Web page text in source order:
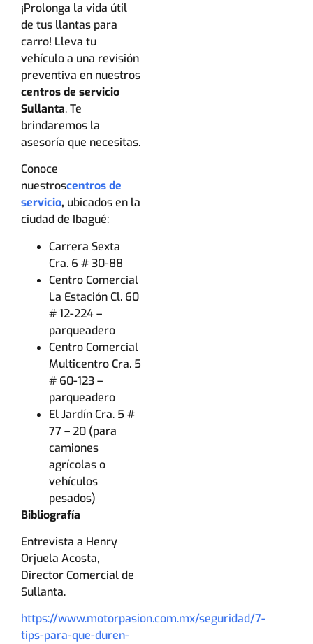
¡Prolonga la vida útil
de tus llantas para
carro! Lleva tu
vehículo a una revisión
preventiva en nuestros
centros de servicio
Sullanta. Te
brindaremos la
asesoría que necesitas.
Conoce
nuestroscentros de
servicio, ubicados en la
ciudad de Ibagué:
Carrera Sexta
Cra. 6 # 30-88
Centro Comercial
La Estación Cl. 60
# 12-224 –
parqueadero
Centro Comercial
Multicentro Cra. 5
# 60-123 –
parqueadero
El Jardín Cra. 5 #
77 – 20 (para
camiones
agrícolas o
vehículos
pesados)
Bibliografía
Entrevista a Henry
Orjuela Acosta,
Director Comercial de
Sullanta.
https://www.motorpasion.com.mx/seguridad/7-
tips-para-que-duren-